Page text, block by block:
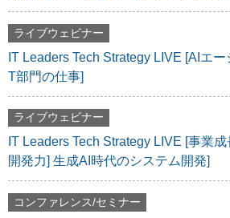
ライブウェビナー
IT Leaders Tech Strategy LIVE [AIエ
T部門の仕事]
ライブウェビナー
IT Leaders Tech Strategy LIVE [事業
開発力] 生成AI時代のシステム開発]
コンファレンス/セミナー